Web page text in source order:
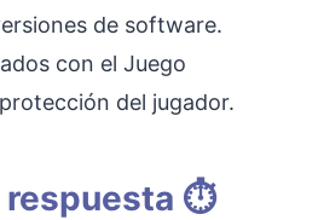
de software.
con el Juego
del jugador.
respuesta ⏱️